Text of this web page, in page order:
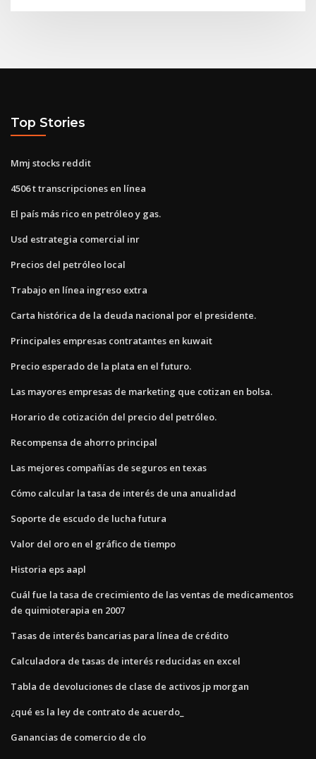
Top Stories
Mmj stocks reddit
4506 t transcripciones en línea
El país más rico en petróleo y gas.
Usd estrategia comercial inr
Precios del petróleo local
Trabajo en línea ingreso extra
Carta histórica de la deuda nacional por el presidente.
Principales empresas contratantes en kuwait
Precio esperado de la plata en el futuro.
Las mayores empresas de marketing que cotizan en bolsa.
Horario de cotización del precio del petróleo.
Recompensa de ahorro principal
Las mejores compañías de seguros en texas
Cómo calcular la tasa de interés de una anualidad
Soporte de escudo de lucha futura
Valor del oro en el gráfico de tiempo
Historia eps aapl
Cuál fue la tasa de crecimiento de las ventas de medicamentos
de quimioterapia en 2007
Tasas de interés bancarias para línea de crédito
Calculadora de tasas de interés reducidas en excel
Tabla de devoluciones de clase de activos jp morgan
¿qué es la ley de contrato de acuerdo_
Ganancias de comercio de clo